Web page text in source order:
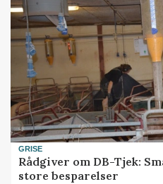
GRISE
Rådgiver om DB-Tjek:
store besparelser